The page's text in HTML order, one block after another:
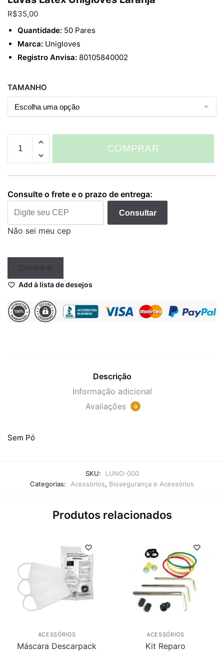
R$35,00
Quantidade: 50 Pares
Marca: Unigloves
Registro Anvisa: 80105840002
TAMANHO
Latex
Unigloves
Laranja
COMPRAR
Consulte o frete e o prazo de entrega:
Consultar
Não sei meu cep
Comparar
Add à lista de desejos
Enviar
Descrição
Informação adicional
Avaliações
0
Sem Pó
SKU:
LUNO-000
Categorias:
Acessórios, Biosegurança e Acessórios
Produtos relacionados
ACESSÓRIOS
Máscara Descarpack
ACESSÓRIOS
Kit Reparo